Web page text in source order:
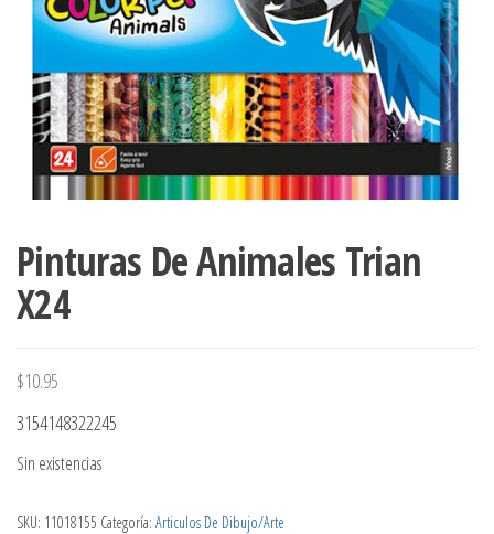
Pinturas De Animales Trian
X24
$10.95
3154148322245
Sin existencias
SKU: 11018155 Categoría: Articulos De Dibujo/Arte